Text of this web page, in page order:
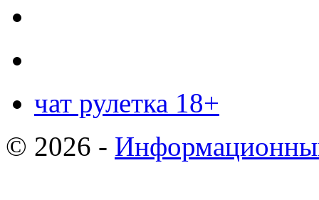
чат рулетка 18+
© 2026 -